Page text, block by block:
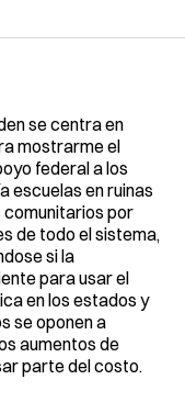
se centra en
mostrarme el
federal a los
escuelas en ruinas
comunitarios por
de todo el sistema,
si la
para usar el
en los estados y
se oponen a
aumentos de
parte del costo.